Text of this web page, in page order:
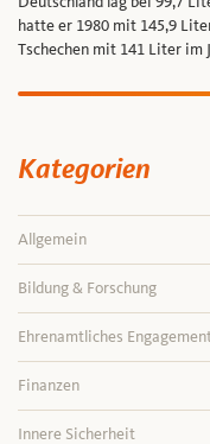
hatte er 1980 mit 145,9
Tschechen mit 141 Liter im
Kategorien
Allgemein
Bildung & Forschung
Ehrenamtliches
Finanzen
Innere Sicherheit